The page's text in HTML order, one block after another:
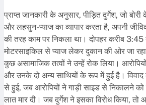
प्राप्त जानकारी के अनुसार, पीड़ित दुर्गेश, जो
और लहसुन-प्याज का व्यापार करता है, अपनी
की तरह काम पर निकला था। दोपहर करीब
मोटरसाइकिल से प्याज लेकर दुकान की ओर जा
कुछ असामाजिक तत्वों ने उन्हें रोक लिया।
और उनके दो अन्य साथियों के रूप में हुई है।
से हुई, जब आरोपियों ने गाड़ी साइड से निकालने
लात मार दी। जब दुर्गेश ने इसका विरोध किया, तो